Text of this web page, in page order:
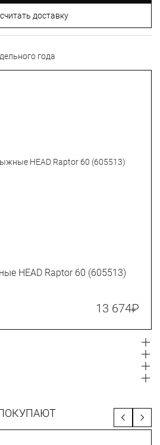
доставку
года
HEAD Raptor 60 (605513)
13 674₽